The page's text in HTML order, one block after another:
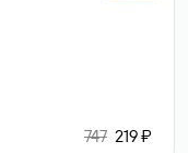
747 219 ₽